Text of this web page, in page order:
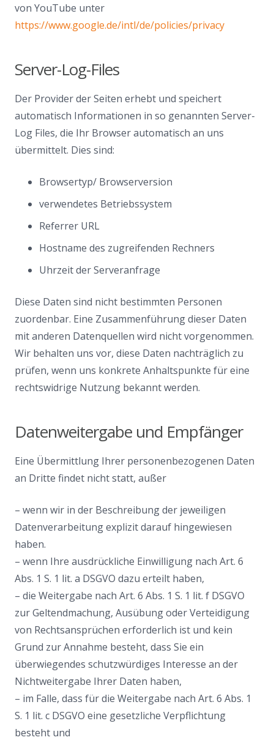
von YouTube unter
https://www.google.de/intl/de/policies/privacy
Server-Log-Files
Der Provider der Seiten erhebt und speichert
automatisch Informationen in so genannten Server-
Log Files, die Ihr Browser automatisch an uns
übermittelt. Dies sind:
Browsertyp/ Browserversion
verwendetes Betriebssystem
Referrer URL
Hostname des zugreifenden Rechners
Uhrzeit der Serveranfrage
Diese Daten sind nicht bestimmten Personen
zuordenbar. Eine Zusammenführung dieser Daten
mit anderen Datenquellen wird nicht vorgenommen.
Wir behalten uns vor, diese Daten nachträglich zu
prüfen, wenn uns konkrete Anhaltspunkte für eine
rechtswidrige Nutzung bekannt werden.
Datenweitergabe und Empfänger
Eine Übermittlung Ihrer personenbezogenen Daten
an Dritte findet nicht statt, außer
– wenn wir in der Beschreibung der jeweiligen
Datenverarbeitung explizit darauf hingewiesen
haben.
– wenn Ihre ausdrückliche Einwilligung nach Art. 6
Abs. 1 S. 1 lit. a DSGVO dazu erteilt haben,
– die Weitergabe nach Art. 6 Abs. 1 S. 1 lit. f DSGVO
zur Geltendmachung, Ausübung oder Verteidigung
von Rechtsansprüchen erforderlich ist und kein
Grund zur Annahme besteht, dass Sie ein
überwiegendes schutzwürdiges Interesse an der
Nichtweitergabe Ihrer Daten haben,
– im Falle, dass für die Weitergabe nach Art. 6 Abs. 1
S. 1 lit. c DSGVO eine gesetzliche Verpflichtung
besteht und